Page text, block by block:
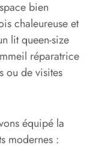
bien
chaleureuse et
lit queen-size
réparatrice
ou de visites
équipé la
modernes :